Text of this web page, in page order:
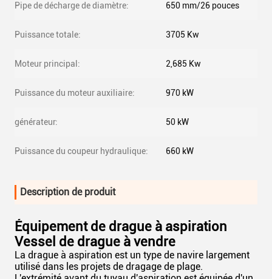
Pipe de décharge de diamètre: 650 mm/26 pouces
Puissance totale: 3705 Kw
Moteur principal: 2,685 Kw
Puissance du moteur auxiliaire: 970 kW
générateur: 50 kW
Puissance du coupeur hydraulique: 660 kW
Description de produit
Équipement de drague à aspiration
Vessel de drague à vendre
La drague à aspiration est un type de navire largement
utilisé dans les projets de dragage de plage.